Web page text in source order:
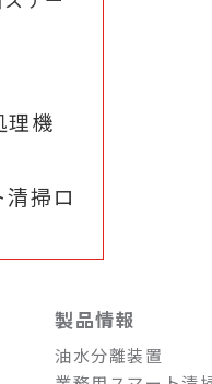
理機
掃ロ
製品情報
油水分離装置